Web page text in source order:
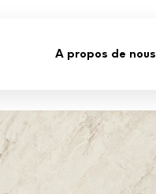
A propos de nous